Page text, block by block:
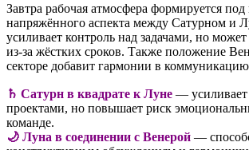
Завтра рабочая атмосфера формируется
напряжённого аспекта между Сатурном и
усиливает контроль над задачами, но может
из-за жёстких сроков. Также положение
секторе добавит гармонии в
♄ Сатурн в квадрате к Луне — усиливает
проектами, но повышает риск
команде.
🌙 Луна в соединении с Венерой —